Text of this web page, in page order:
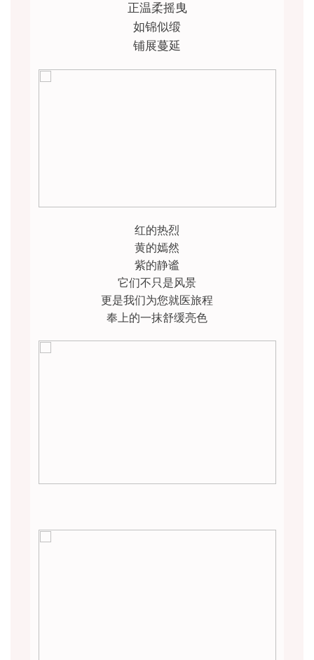
正温柔摇曳
如锦似缎
铺展蔓延
红的热烈
黄的嫣然
紫的静谧
它们不只是风景
更是我们为您就医旅程
奉上的一抹舒缓亮色